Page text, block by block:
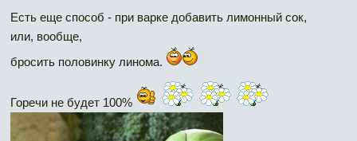
Есть еще способ - при варке добавить лимонный сок,
или, вообще,
бросить половинку линома.
Горечи не будет 100%